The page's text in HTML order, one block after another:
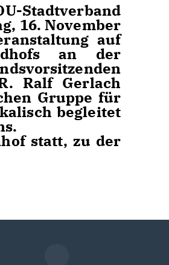
Stadtverband
16. November
auf
an der
Ralf Gerlach
Gruppe für
begleitet
statt, zu der